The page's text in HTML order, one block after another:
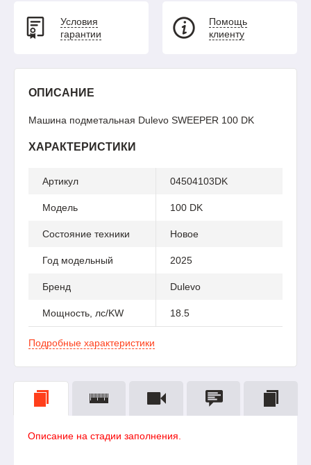
Условия
гарантии
Помощь
клиенту
ОПИСАНИЕ
Машина подметальная Dulevo SWEEPER 100 DK
ХАРАКТЕРИСТИКИ
Артикул 04504103DK
Модель 100 DK
Состояние техники Новое
Год модельный 2025
Бренд Dulevo
Мощность, лс/KW 18.5
Подробные характеристики
Описание на стадии заполнения.